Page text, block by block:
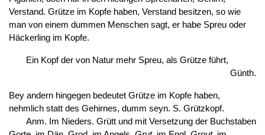
Verstand. Grütze im Kopfe haben, Verstand besitzen, so wie
man von einem dummen Menschen sagt, er habe Spreu oder
Häckerling im Kopfe.
Ein Kopf der von Natur mehr Spreu, als Grütze führt,
Günth.
Bey andern hingegen bedeutet Grütze im Kopfe haben,
nehmlich statt des Gehirnes, dumm seyn. S. Grützkopf.
Anm. Im Nieders. Grütt und mit Versetzung der Buchstaben